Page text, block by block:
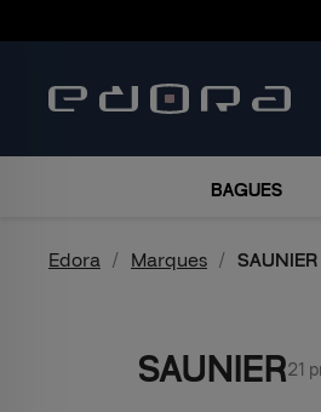
BRACELETS COLLIERS
BAGUES
Edora Marques SAUNIER
SAUNIER21